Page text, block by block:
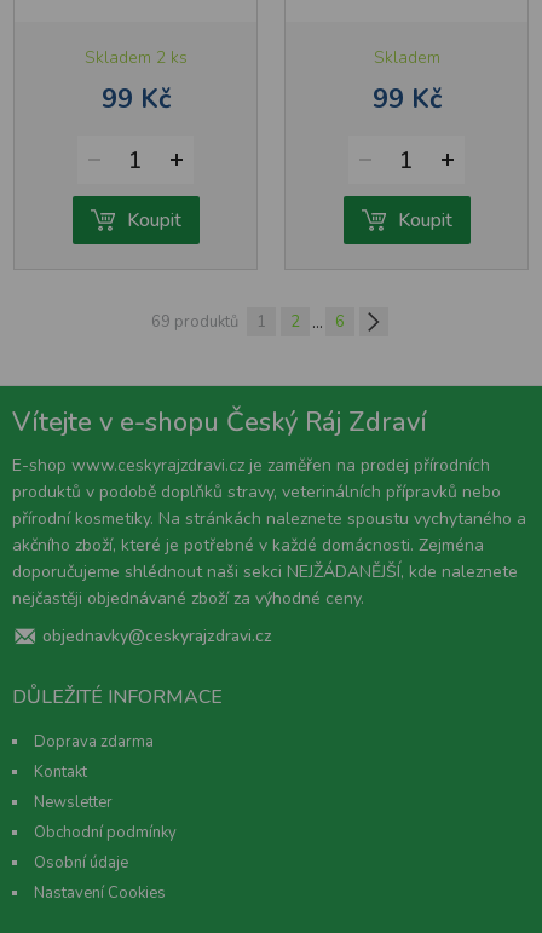
Skladem 2 ks
99 Kč
1
Koupit
Skladem
99 Kč
1
Koupit
69 produktů 1 2 ... 6
Vítejte v e-shopu Český Ráj Zdraví
E-shop www.ceskyrajzdravi.cz je zaměřen na prodej přírodních
produktů v podobě doplňků stravy, veterinálních přípravků nebo
přírodní kosmetiky. Na stránkách naleznete spoustu vychytaného a
akčního zboží, které je potřebné v každé domácnosti. Zejména
doporučujeme shlédnout naši sekci NEJŽÁDANĚJŠÍ, kde naleznete
nejčastěji objednávané zboží za výhodné ceny.
objednavky@ceskyrajzdravi.cz
DŮLEŽITÉ INFORMACE
Doprava zdarma
Kontakt
Newsletter
Obchodní podmínky
Osobní údaje
Nastavení Cookies